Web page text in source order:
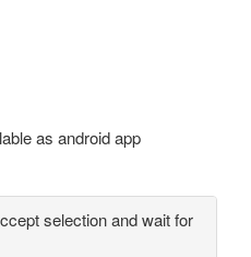
as android app
selection and wait for